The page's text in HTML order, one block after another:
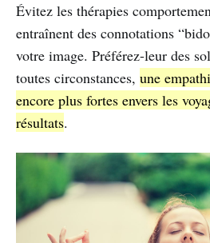
Évitez les thérapies
entraînent des connotations
votre image. Préférez-leur des
toutes circonstances, une
encore plus fortes envers les
résultats.